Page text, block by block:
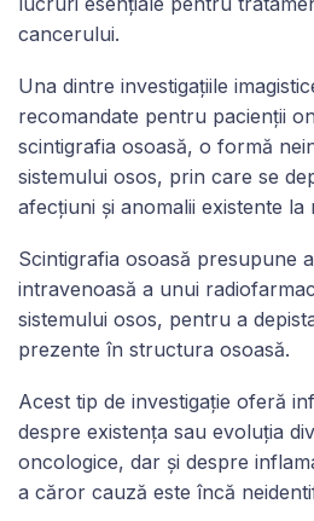
cancerului.
Una dintre investigațiile
recomandate pentru pacienții
scintigrafia osoasă, o formă
sistemului osos, prin care se
afecțiuni și anomalii existente la
Scintigrafia osoasă presupune
intravenoasă a unui
sistemului osos, pentru a
prezente în structura osoasă.
Acest tip de investigație oferă
despre existența sau evoluția
oncologice, dar și despre
a căror cauză este încă